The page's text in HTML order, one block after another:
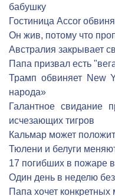
бабушку
Гостиница Accor
Он жив, потому что
Австралия закрывает
Папа призвал есть
Трамп обвиняет New
народа»
Галантное свидание
исчезающих тигров
Кальмар может
Тюлени и белуги
17 погибших в пожаре
Один день в неделю
Папа хочет